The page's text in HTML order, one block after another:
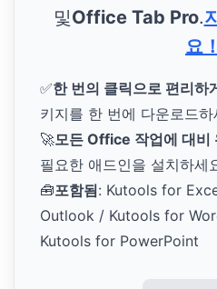
및Office Tab Pro.
요！
✅한 번의 클릭으로 편리하
키지를 한 번에 다운로드하
🚀모든 Office 작업에 대비
필요한 애드인을 설치하세
🧰포함됨: Kutools for
Outlook / Kutools for
Kutools for PowerPoint